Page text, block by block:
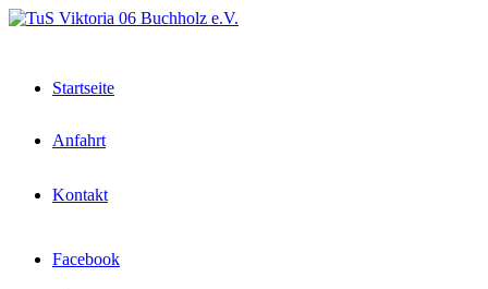
Startseite
Anfahrt
Kontakt
Facebook